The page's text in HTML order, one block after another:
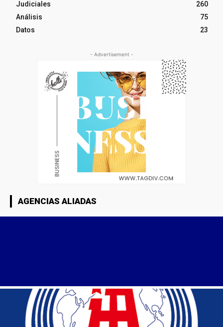
Judiciales
260
Análisis
75
Datos
23
- Advertisement -
AGENCIAS ALIADAS